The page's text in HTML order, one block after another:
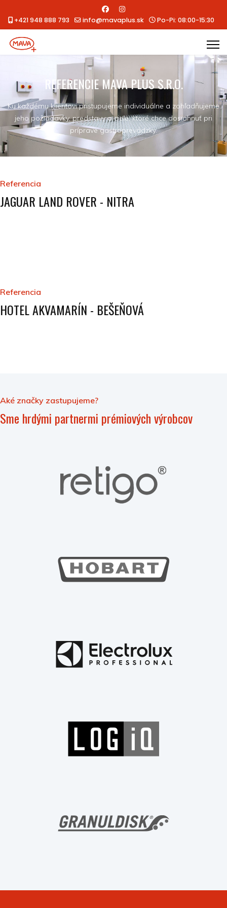
+421 948 888 793 info@mavaplus.sk Po-Pi: 08:00-15:30
REFERENCIE MAVA PLUS S.R.O.
Ku každému klientovi pristupujeme individuálne a zohľadňujeme
jeho požiadavky, predstavy a ciele, ktoré chce dosiahnuť pri
príprave gastroprevádzky.
Referencia
JAGUAR LAND ROVER - NITRA
Referencia
HOTEL AKVAMARÍN - BEŠEŇOVÁ
Aké značky zastupujeme?
Sme hrdými partnermi prémiových výrobcov